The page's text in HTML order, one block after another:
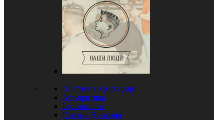
Анатомия Краснодара
Арт-критика
Бар-хоппинг
Глазами Думкина